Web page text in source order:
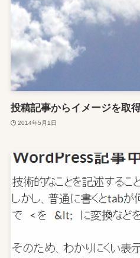
投稿記事からイメージを取
2014年5月1日